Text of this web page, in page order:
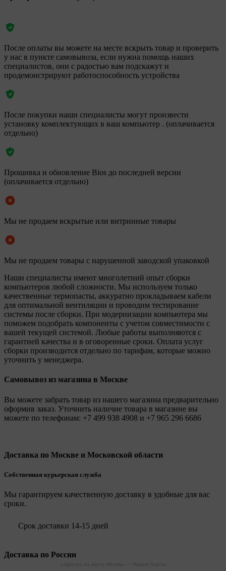
После оплаты вы можете на месте вскрыть товар и проверить
у нас в пункте самовывоза, если нужна помощь наших
специалистов, они с радостью вам подскажут и
продемонстрируют работоспособность устройства
После покупки наши специалисты могут произвести
установку комплектующих в ваш компьютер . (оплачивается
отдельно)
Прошивка и обновление Bios до последней версии
(оплачивается отдельно)
Мы не продаем вскрытые или витринные товары
Мы не продаем товары с нарушенной заводской упаковкой
Наши специалисты имеют многолетний опыт сборки
компьютеров любой сложности. Мы используем только
качественные термопасты, аккуратно прокладываем кабели
для оптимальной вентиляции и проводим тестирование
системы после сборки. При модернизации компьютера мы
поможем подобрать компоненты с учетом совместимости с
вашей текущей системой. Любые работы выполняются с
гарантией качества и в оговоренные сроки. Оплата услуг
сборки производится отдельно по тарифам, которые можно
уточнить у менеджера.
Самовывоз из магазина в Москве
Вы можете забрать товар из нашего магазина предварительно
оформив заказ. Уточнить наличие товара в магазине вы
можете по телефонам: +7 499 938 4908 и +7 965 296 6686
Доставка по Москве и Московской области
Собственная курьерская служба
Мы гарантируем качественную доставку в удобные для вас
сроки.
Срок доставки 14-15 дней
Доставка по России
Legionpc на карте Москвы — Яндекс Карты